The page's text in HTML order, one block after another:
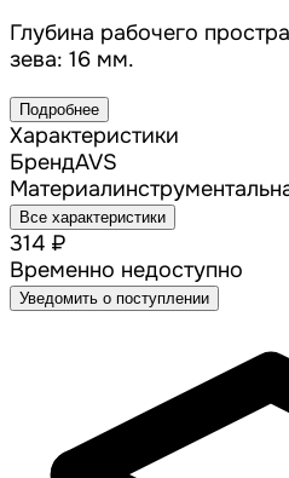
Глубина рабочего
зева: 16 мм.
Подробнее
Характеристики
БрендAVS
Материал
Все характеристики
314 ₽
Временно недоступно
Уведомить о поступлении